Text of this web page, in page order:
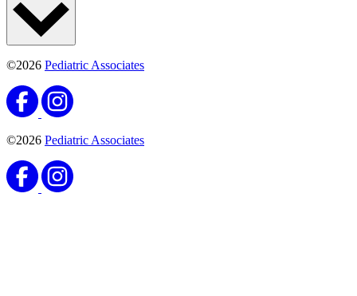
©2026 Pediatric Associates
©2026 Pediatric Associates